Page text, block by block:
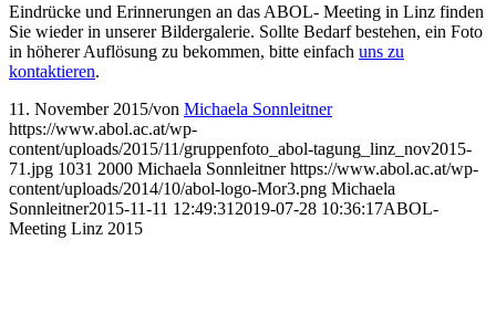
Eindrücke und Erinnerungen an das ABOL- Meeting in Linz finden
Sie wieder in unserer Bildergalerie. Sollte Bedarf bestehen, ein Foto
in höherer Auflösung zu bekommen, bitte einfach uns zu
kontaktieren.
11. November 2015/von Michaela Sonnleitner
https://www.abol.ac.at/wp-
content/uploads/2015/11/gruppenfoto_abol-tagung_linz_nov2015-
71.jpg 1031 2000 Michaela Sonnleitner https://www.abol.ac.at/wp-
content/uploads/2014/10/abol-logo-Mor3.png Michaela
Sonnleitner2015-11-11 12:49:31 2019-07-28 10:36:17ABOL-
Meeting Linz 2015